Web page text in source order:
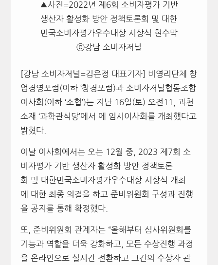
▲사진=2022년 제6회 소비자평가 기반
생산자 활성화 방안 정책토론회 및 대한
민국소비자평가우수대상 시상식 현수막
ⓒ강남 소비자저널
[강남 소비자저널=김은정 대표기자] 비영리단체 창
업경영포럼(이하 ‘창경포럼)과 소비자저널협동조합
이사회(이하 ‘소협’)는 지난 16일(토) 오전11, 과천
소재 ‘과학관식당’에서 에 임시이사회를 개최했다고
밝혔다.
이날 이사회에서는 오는 12월 중, 2023 제7회 소
비자평가 기반 생산자 활성화 방안 정책토론
회 및 대한민국소비자평가우수대상 시상식 개최
에 대한 최종 의결을 하고 준비위원회 구성과 진행
을 공지를 통해 확정했다.
또, 준비위원회 관계자는 “올해부터 심사위원회를
기능과 역할을 더욱 강화하고, 모든 수상진행 과정
을 온라인으로 실시간 전환하고 그간의 수상자 관